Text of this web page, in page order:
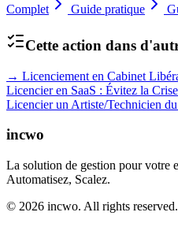
Complet
Guide pratique
Cette action dans
→ Licenciement en Cabinet
Licencier en SaaS : Évitez la
Licencier un Artiste/Technicien
incwo
La solution de gestion pour votre
Automatisez, Scalez.
© 2026 incwo. All rights reserved.